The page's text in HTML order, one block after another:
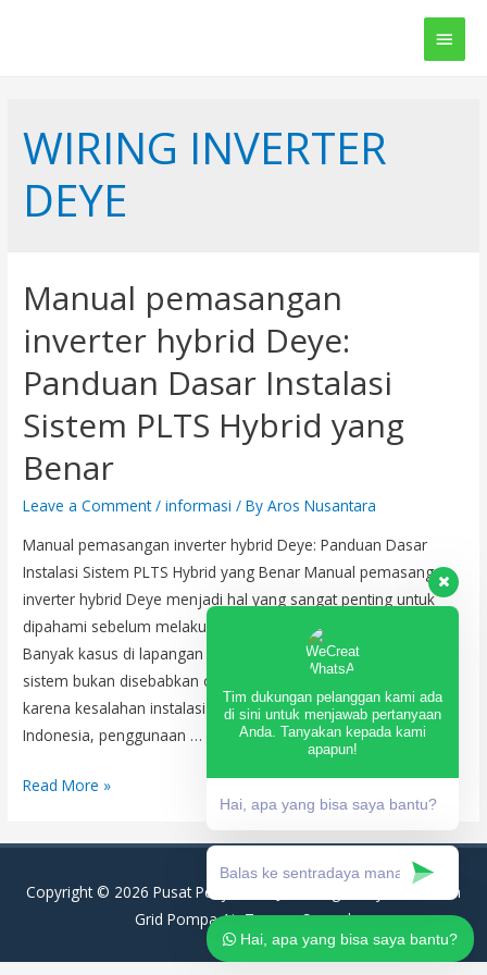
Main
WIRING INVERTER
DEYE
Manual pemasangan
inverter hybrid Deye:
Panduan Dasar Instalasi
Sistem PLTS Hybrid yang
Benar
Leave a Comment /informasi / ByAros Nusantara
Manual pemasangan inverter hybrid Deye: Panduan Dasar
Instalasi Sistem PLTS Hybrid yang Benar Manual pemasangan
inverter hybrid Deye menjadi hal yang sangat penting untuk
dipahami sebelum melakukan instalasi sistem PLTS hybrid.
Banyak kasus di lapangan menunjukkan bahwa kegagalan
sistem bukan disebabkan oleh kualitas produk, melainkan
karena kesalahan instalasi yang tidak sesuai standar. Di
Indonesia, penggunaan …
Manual
inverter
Deye:
Read More »
Copyright © 2026 Pusat Penjualan PJU Tenaga Surya, PLTS On
Grid Pompa Air Tenaga Surya|
Tim dukungan pelanggan kami ada
di sini untuk menjawab pertanyaan
Anda. Tanyakan kepada kami
apapun!
Hai, apa yang bisa saya bantu?
Hai, apa yang bisa saya bantu?